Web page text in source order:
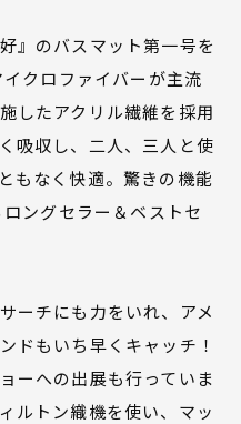
』のバスマット第一号を
クロファイバーが主流
したアクリル繊維を採用
吸収し、二人、三人と使
もなく快適。驚きの機能
ングセラー＆ベストセ
ーチにも力をいれ、アメ
ドもいち早くキャッチ！
ーへの出展も行っていま
ルトン織機を使い、マッ